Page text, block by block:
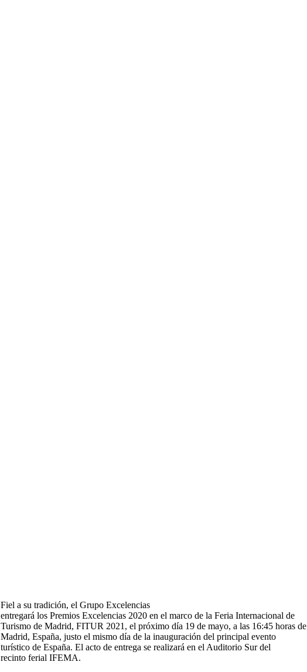
Fiel a su tradición, el Grupo Excelencias
entregará los Premios Excelencias 2020 en el marco de la Feria Internacional de
Turismo de Madrid, FITUR 2021, el próximo día 19 de mayo, a las 16:45 horas de
Madrid, España, justo el mismo día de la inauguración del principal evento
turístico de España. El acto de entrega se realizará en el Auditorio Sur del
recinto ferial IFEMA.